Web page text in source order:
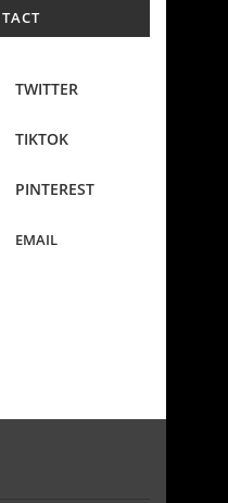
TWITTER
TIKTOK
PINTEREST
EMAIL